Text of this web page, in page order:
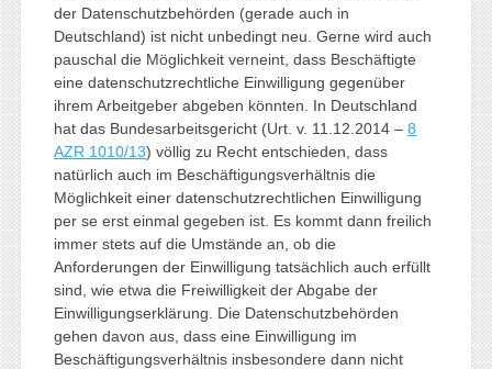
der Datenschutzbehörden (gerade auch in
Deutschland) ist nicht unbedingt neu. Gerne wird auch
pauschal die Möglichkeit verneint, dass Beschäftigte
eine datenschutzrechtliche Einwilligung gegenüber
ihrem Arbeitgeber abgeben könnten. In Deutschland
hat das Bundesarbeitsgericht (Urt. v. 11.12.2014 – 8
AZR 1010/13) völlig zu Recht entschieden, dass
natürlich auch im Beschäftigungsverhältnis die
Möglichkeit einer datenschutzrechtlichen Einwilligung
per se erst einmal gegeben ist. Es kommt dann freilich
immer stets auf die Umstände an, ob die
Anforderungen der Einwilligung tatsächlich auch erfüllt
sind, wie etwa die Freiwilligkeit der Abgabe der
Einwilligungserklärung. Die Datenschutzbehörden
gehen davon aus, dass eine Einwilligung im
Beschäftigungsverhältnis insbesondere dann nicht